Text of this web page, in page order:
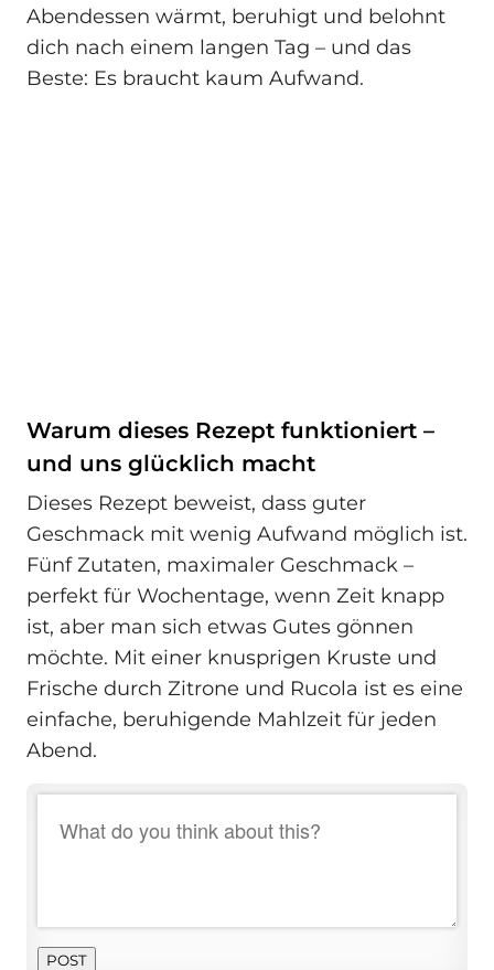
Abendessen wärmt, beruhigt und belohnt
dich nach einem langen Tag – und das
Beste: Es braucht kaum Aufwand.
Warum dieses Rezept funktioniert –
und uns glücklich macht
Dieses Rezept beweist, dass guter
Geschmack mit wenig Aufwand möglich ist.
Fünf Zutaten, maximaler Geschmack –
perfekt für Wochentage, wenn Zeit knapp
ist, aber man sich etwas Gutes gönnen
möchte. Mit einer knusprigen Kruste und
Frische durch Zitrone und Rucola ist es eine
einfache, beruhigende Mahlzeit für jeden
Abend.
POST